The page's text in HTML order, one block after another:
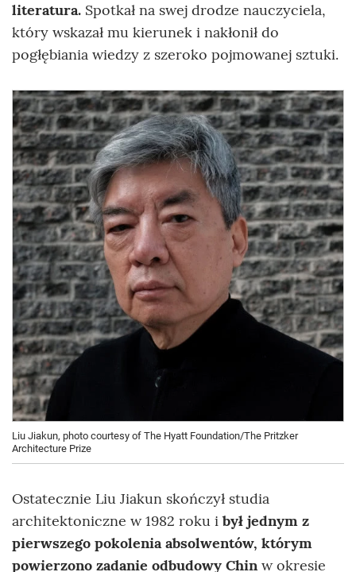
literatura. Spotkał na swej drodze nauczyciela,
który wskazał mu kierunek i nakłonił do
pogłębiania wiedzy z szeroko pojmowanej sztuki.
Liu Jiakun, photo courtesy of The Hyatt Foundation/The Pritzker
Architecture Prize
Ostatecznie Liu Jiakun skończył studia
architektoniczne w 1982 roku i był jednym z
pierwszego pokolenia absolwentów, którym
powierzono zadanie odbudowy Chinw okresie